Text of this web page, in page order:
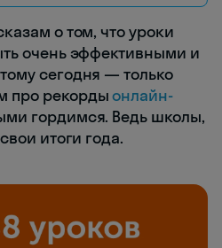
о том, что уроки
очень эффективными и
сегодня — только
про рекордыонлайн-
гордимся. Ведь школы,
итоги года.